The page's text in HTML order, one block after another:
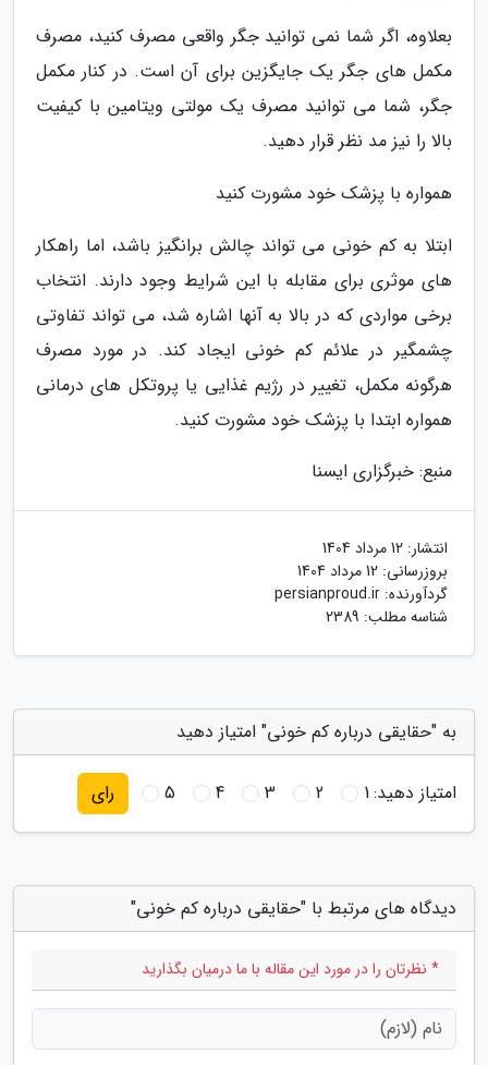
بعلاوه، اگر شما نمی توانید جگر واقعی مصرف کنید، مصرف
مکمل های جگر یک جایگزین برای آن است. در کنار مکمل
جگر، شما می توانید مصرف یک مولتی ویتامین با کیفیت
بالا را نیز مد نظر قرار دهید.
همواره با پزشک خود مشورت کنید
ابتلا به کم خونی می تواند چالش برانگیز باشد، اما راهکار
های موثری برای مقابله با این شرایط وجود دارند. انتخاب
برخی مواردی که در بالا به آنها اشاره شد، می تواند تفاوتی
چشمگیر در علائم کم خونی ایجاد کند. در مورد مصرف
هرگونه مکمل، تغییر در رژیم غذایی یا پروتکل های درمانی
همواره ابتدا با پزشک خود مشورت کنید.
منبع: خبرگزاری ایسنا
انتشار: 12 مرداد 1404
بروزرسانی: 12 مرداد 1404
گردآورنده: persianproud.ir
شناسه مطلب: 2389
به "حقایقی درباره کم خونی" امتیاز دهید
امتیاز دهید:1
2
3
4
5 رای
دیدگاه های مرتبط با "حقایقی درباره کم خونی"
* نظرتان را در مورد این مقاله با ما درمیان بگذارید